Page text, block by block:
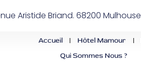
Aristide Briand. 68200 Mulhouse
Accueil Hôtel Mamour
Qui Sommes Nous ?